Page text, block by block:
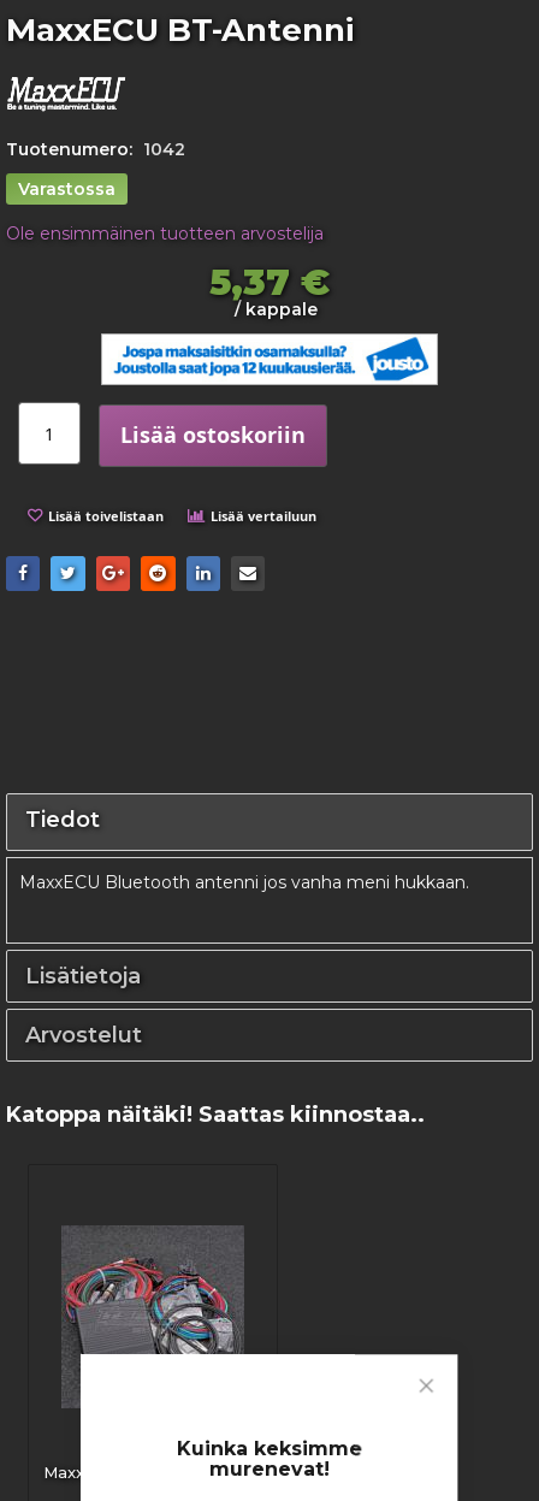
Kuinka keksimme
murenevat!
Skip
to
beginning
of
the
gallery
MaxxECU BT-Antenni
Tuotenumero: 1042
Varastossa
Ole ensimmäinen tuotteen arvostelija
/ kappale
5,37 €
Lisää ostoskoriin
Lisää toivelistaan Lisää vertailuun
Tiedot
MaxxECU Bluetooth antenni jos vanha meni hukkaan.
Lisätietoja
Arvostelut
Katoppa näitäki! Saattas kiinnostaa..
MaxxECU RACE - PREMIUM